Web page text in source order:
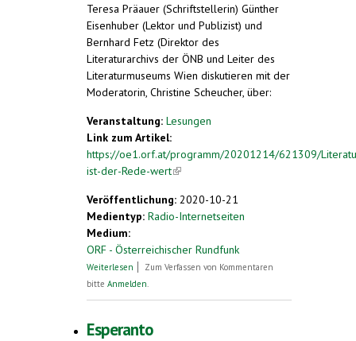
Teresa Präauer (Schriftstellerin) Günther
Eisenhuber (Lektor und Publizist) und
Bernhard Fetz (Direktor des
Literaturarchivs der ÖNB und Leiter des
Literaturmuseums Wien diskutieren mit der
Moderatorin, Christine Scheucher, über:
Veranstaltung: Lesungen
Link zum Artikel:
https://oe1.orf.at/programm/20201214/621309/
ist-der-Rede-wert(link is external)
Veröffentlichung: 2020-10-21
Medientyp: Radio-Internetseiten
Medium:
ORF - Österreichischer Rundfunk
Weiterlesen über Literatur ist der Rede wert
Zum Verfassen von Kommentaren
bitte Anmelden.
Esperanto